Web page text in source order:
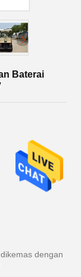
Baterai
dengan